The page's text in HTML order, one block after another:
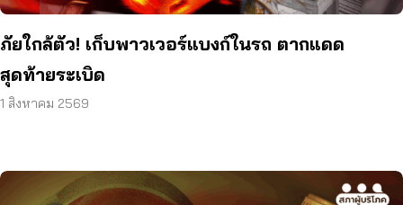
ภัยใกล้ตัว! เก็บพาวเวอร์แบงก์ในรถ ตากแดด
สุดท้ายระเบิด
1 สิงหาคม 2569